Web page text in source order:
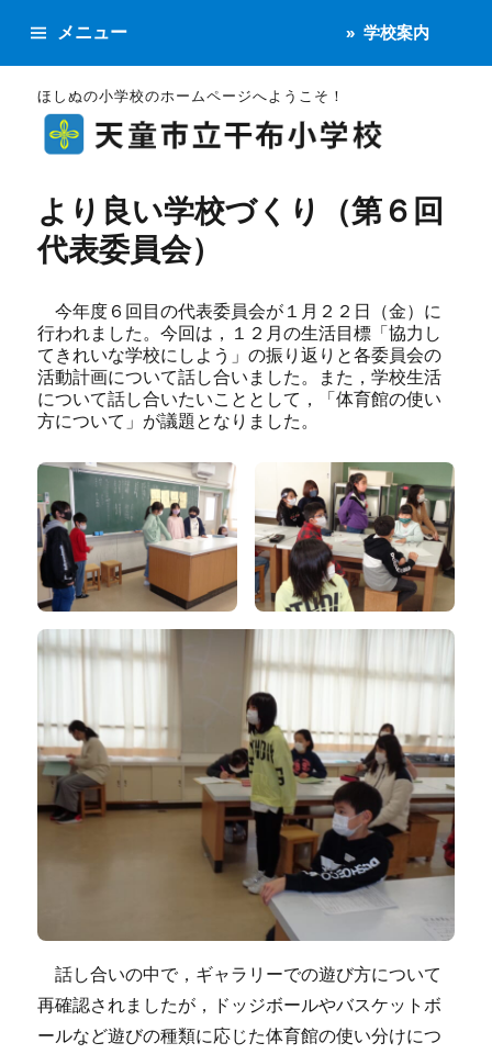
ほしぬの小学校のホームページへようこそ！
メニュー 学校案内
より良い学校づくり（第６回
代表委員会）
今年度６回目の代表委員会が１月２２日（金）に
行われました。今回は，１２月の生活目標「協力し
てきれいな学校にしよう」の振り返りと各委員会の
活動計画について話し合いました。また，学校生活
について話し合いたいこととして，「体育館の使い
方について」が議題となりました。
話し合いの中で，ギャラリーでの遊び方について
再確認されましたが，ドッジボールやバスケットボ
ールなど遊びの種類に応じた体育館の使い分けにつ